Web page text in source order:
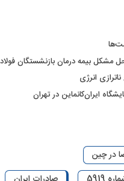
مشکل بیمه درمان بازنشستگان فولاد
انرژی
ایران‌کانماین در تهران
در چین